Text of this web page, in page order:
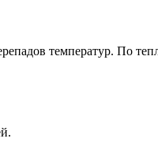
температур. По